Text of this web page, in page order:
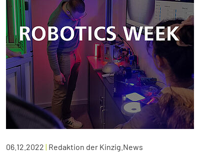
06.12.2022 | Redaktion der Kinzig.News